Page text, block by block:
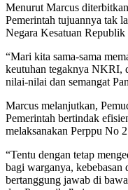
Menurut Marcus
Pemerintah tujuannya tak
Negara Kesatuan
“Mari kita sama-sama
keutuhan tegaknya NKRI,
nilai-nilai dan semangat
Marcus melanjutkan,
Pemerintah bertindak
melaksanakan Perppu No
“Tentu dengan tetap
bagi warganya, kebebasan
bertanggung jawab di